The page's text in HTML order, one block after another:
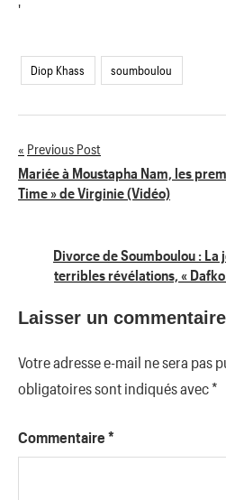
'
Diop Khass soumboulou
Navigation
de
Previous Post
Mariée à Moustapha Nam, les
Time » de Virginie (Vidéo)
Divorce de Soumboulou :
terribles révélations, «
Laisser un commentaire
Votre adresse e-mail ne sera pas
obligatoires sont indiqués avec*
Commentaire *